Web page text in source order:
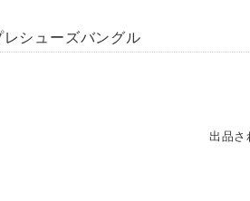
レシューズバングル
出品さ